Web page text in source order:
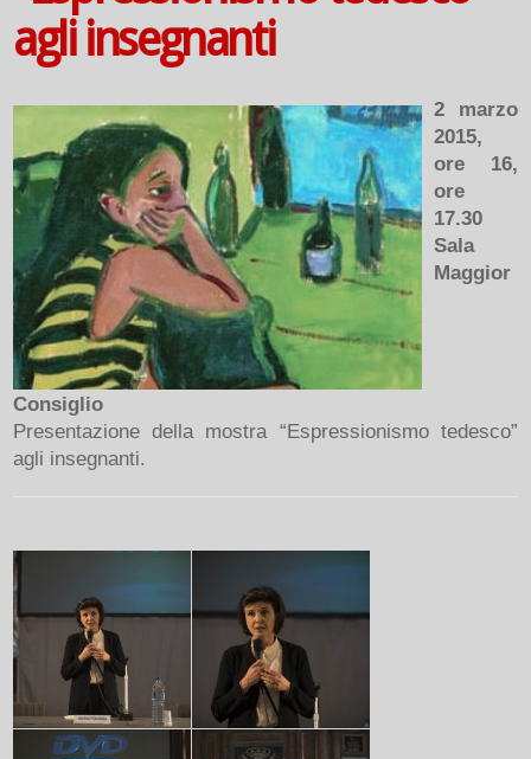
agli insegnanti
2 marzo
2015,
ore 16,
ore
17.30
Sala
Maggior
Consiglio
Presentazione della mostra “Espressionismo tedesco”
agli insegnanti.